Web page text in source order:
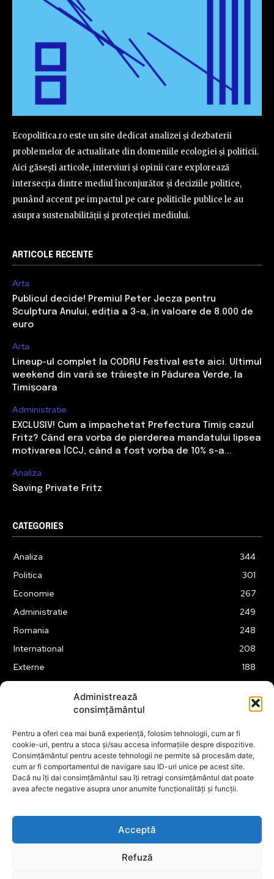
Administrează
consimțământul
Pentru a oferi cea mai bună experiență, folosim tehnologii, cum ar fi
cookie-uri, pentru a stoca și/sau accesa informațiile despre dispozitive.
Consimțământul pentru aceste tehnologii ne permite să procesăm date,
cum ar fi comportamentul de navigare sau ID-uri unice pe acest site.
Dacă nu îți dai consimțământul sau îți retragi consimțământul dat poate
avea afecte negative asupra unor anumite funcționalități și funcții.
Acceptă
Refuză
Ecopolitica.ro este un site dedicat analizei și dezbaterii
problemelor de actualitate din domeniile ecologiei și politicii.
Aici găsești articole, interviuri și opinii care explorează
intersecția dintre mediul înconjurător și deciziile politice,
punând accent pe impactul pe care politicile publice le au
asupra sustenabilității și protecției mediului.
ARTICOLE RECENTE
Arta
Publicul decide! Premiul Peter Jecza pentru
Sculptura Anului, ediția a 3-a, în valoare de 8.000 de
euro
Arta
Lineup-ul complet la CODRU Festival este aici. Ultimul
weekend din vară se trăiește în Pădurea Verde, la
Timișoara
Administratie
EXCLUSIV! Cum a împachetat Prefectura Timiș cazul
Fritz? Când era vorba de pierderea mandatului lipsea
motivarea ÎCCJ, când a fost vorba de 10% s-a...
Analiza
Saving Private Fritz
CATEGORIES
Analiza
344
Politica
301
Economie
267
Administratie
249
Romania
248
International
208
Externe
188
174
Financiar
160
ABUZURI
158
Social
157
Cultura
149